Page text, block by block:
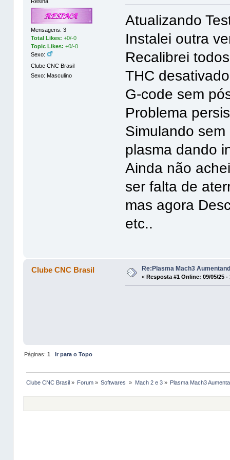
Mensagens: 3
Total Likes:+0/-0
Topic Likes: +0/-0
Sexo:
Clube CNC Brasil
Sexo: Masculino
Atualizando
Instalei outra
Recalibrei
THC
G-code sem
Problema
Simulando
plasma dando
Ainda não
ser falta de
mas agora
etc..
Clube CNC Brasil Re:Plasma Mach3
« Resposta #1 Online: 09/05/25 -
Páginas: 1 Ir para o Topo
Clube CNC Brasil » Forum » Softwares » Mach 2 e 3» Plasma Mach3